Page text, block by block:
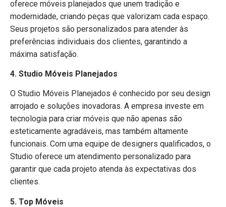
oferece móveis planejados que unem tradição e
modernidade, criando peças que valorizam cada espaço.
Seus projetos são personalizados para atender às
preferências individuais dos clientes, garantindo a
máxima satisfação.
4. Studio Móveis Planejados
O Studio Móveis Planejados é conhecido por seu design
arrojado e soluções inovadoras. A empresa investe em
tecnologia para criar móveis que não apenas são
esteticamente agradáveis, mas também altamente
funcionais. Com uma equipe de designers qualificados, o
Studio oferece um atendimento personalizado para
garantir que cada projeto atenda às expectativas dos
clientes.
5. Top Móveis